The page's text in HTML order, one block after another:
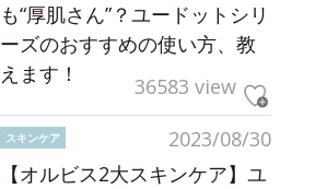
も“厚肌さん”？ユードットシリ
ーズのおすすめの使い方、教
えます！
36583 view
2023/08/30
スキンケア
【オルビス2大スキンケア】ユ